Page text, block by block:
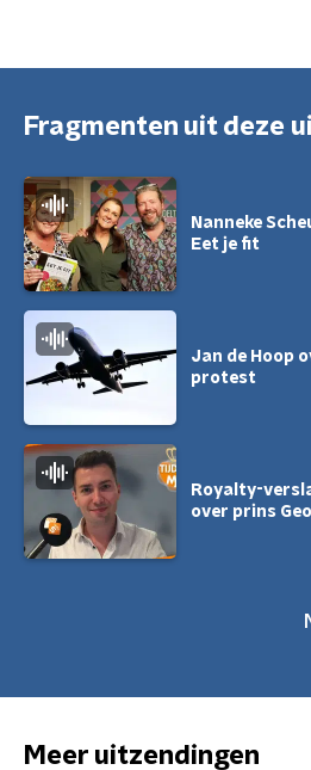
Fragmenten uit deze
Nanneke
Eet je fit
Jan de Hoop
protest
Royalty-
over prins
Meer uitzendingen